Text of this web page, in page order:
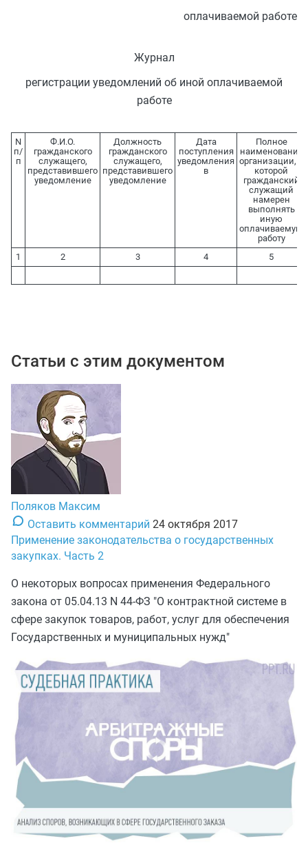
оплачиваемой работе
Журнал
регистрации уведомлений об иной оплачиваемой
работе
N
п/
п
Ф.И.О.
гражданского
служащего,
представившего
уведомление
Должность
гражданского
служащего,
представившего
уведомление
Дата
поступления
уведомления
в
Полное
наименование
организации, в
которой
гражданский
служащий
намерен
выполнять
иную
оплачиваемую
работу
1
2 3 4 5
Статьи с этим документом
Поляков Максим
Оставить комментарий 24 октября 2017
Применение законодательства о государственных
закупках. Часть 2
О некоторых вопросах применения Федерального
закона от 05.04.13 N 44-ФЗ "О контрактной системе в
сфере закупок товаров, работ, услуг для обеспечения
Государственных и муниципальных нужд"